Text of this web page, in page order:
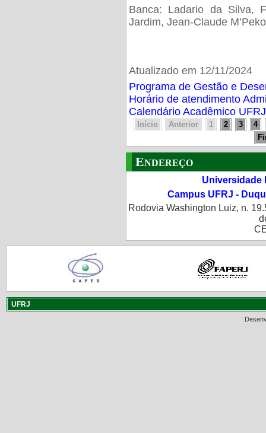
Banca: Ladario da Silva,
Jardim, Jean-Claude M’Peko
Atualizado em 12/11/2024
Programa de Gestão e
Horário de atendimento
Calendário Acadêmico
Início Anterior 1 2 3
4
Endereço
Universidade
Campus UFRJ -
Rodovia Washington Luiz, n.
UFRJ